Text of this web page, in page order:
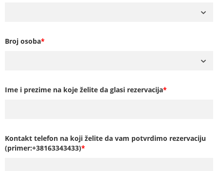
Broj osoba*
Ime i prezime na koje želite da glasi rezervacija*
Kontakt telefon na koji želite da vam potvrdimo rezervaciju
(primer:+38163343433)*